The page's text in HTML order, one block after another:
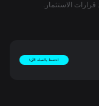
الاستثمار.
احتفظ بالعملة الآن!